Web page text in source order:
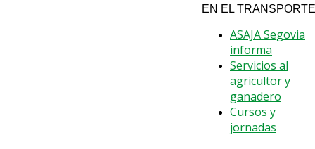
EN EL TRANSPORTE
ASAJA Segovia
informa
Servicios al
agricultor y
ganadero
Cursos y
jornadas